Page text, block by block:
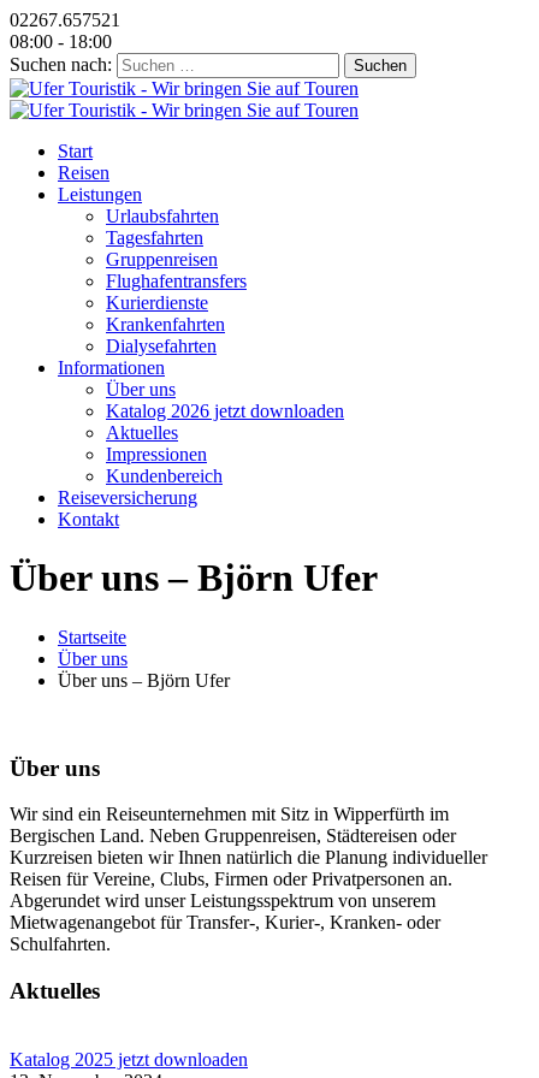
02267.657521
08:00 - 18:00
Suchen nach:
Start
Reisen
Leistungen
Urlaubsfahrten
Tagesfahrten
Gruppenreisen
Flughafentransfers
Kurierdienste
Krankenfahrten
Dialysefahrten
Informationen
Über uns
Katalog 2026 jetzt downloaden
Aktuelles
Impressionen
Kundenbereich
Reiseversicherung
Kontakt
Über uns – Björn Ufer
Startseite
Über uns
Über uns – Björn Ufer
Über uns
Wir sind ein Reiseunternehmen mit Sitz in Wipperfürth im
Bergischen Land. Neben Gruppenreisen, Städtereisen oder
Kurzreisen bieten wir Ihnen natürlich die Planung individueller
Reisen für Vereine, Clubs, Firmen oder Privatpersonen an.
Abgerundet wird unser Leistungsspektrum von unserem
Mietwagenangebot für Transfer-, Kurier-, Kranken- oder
Schulfahrten.
Aktuelles
Katalog 2025 jetzt downloaden